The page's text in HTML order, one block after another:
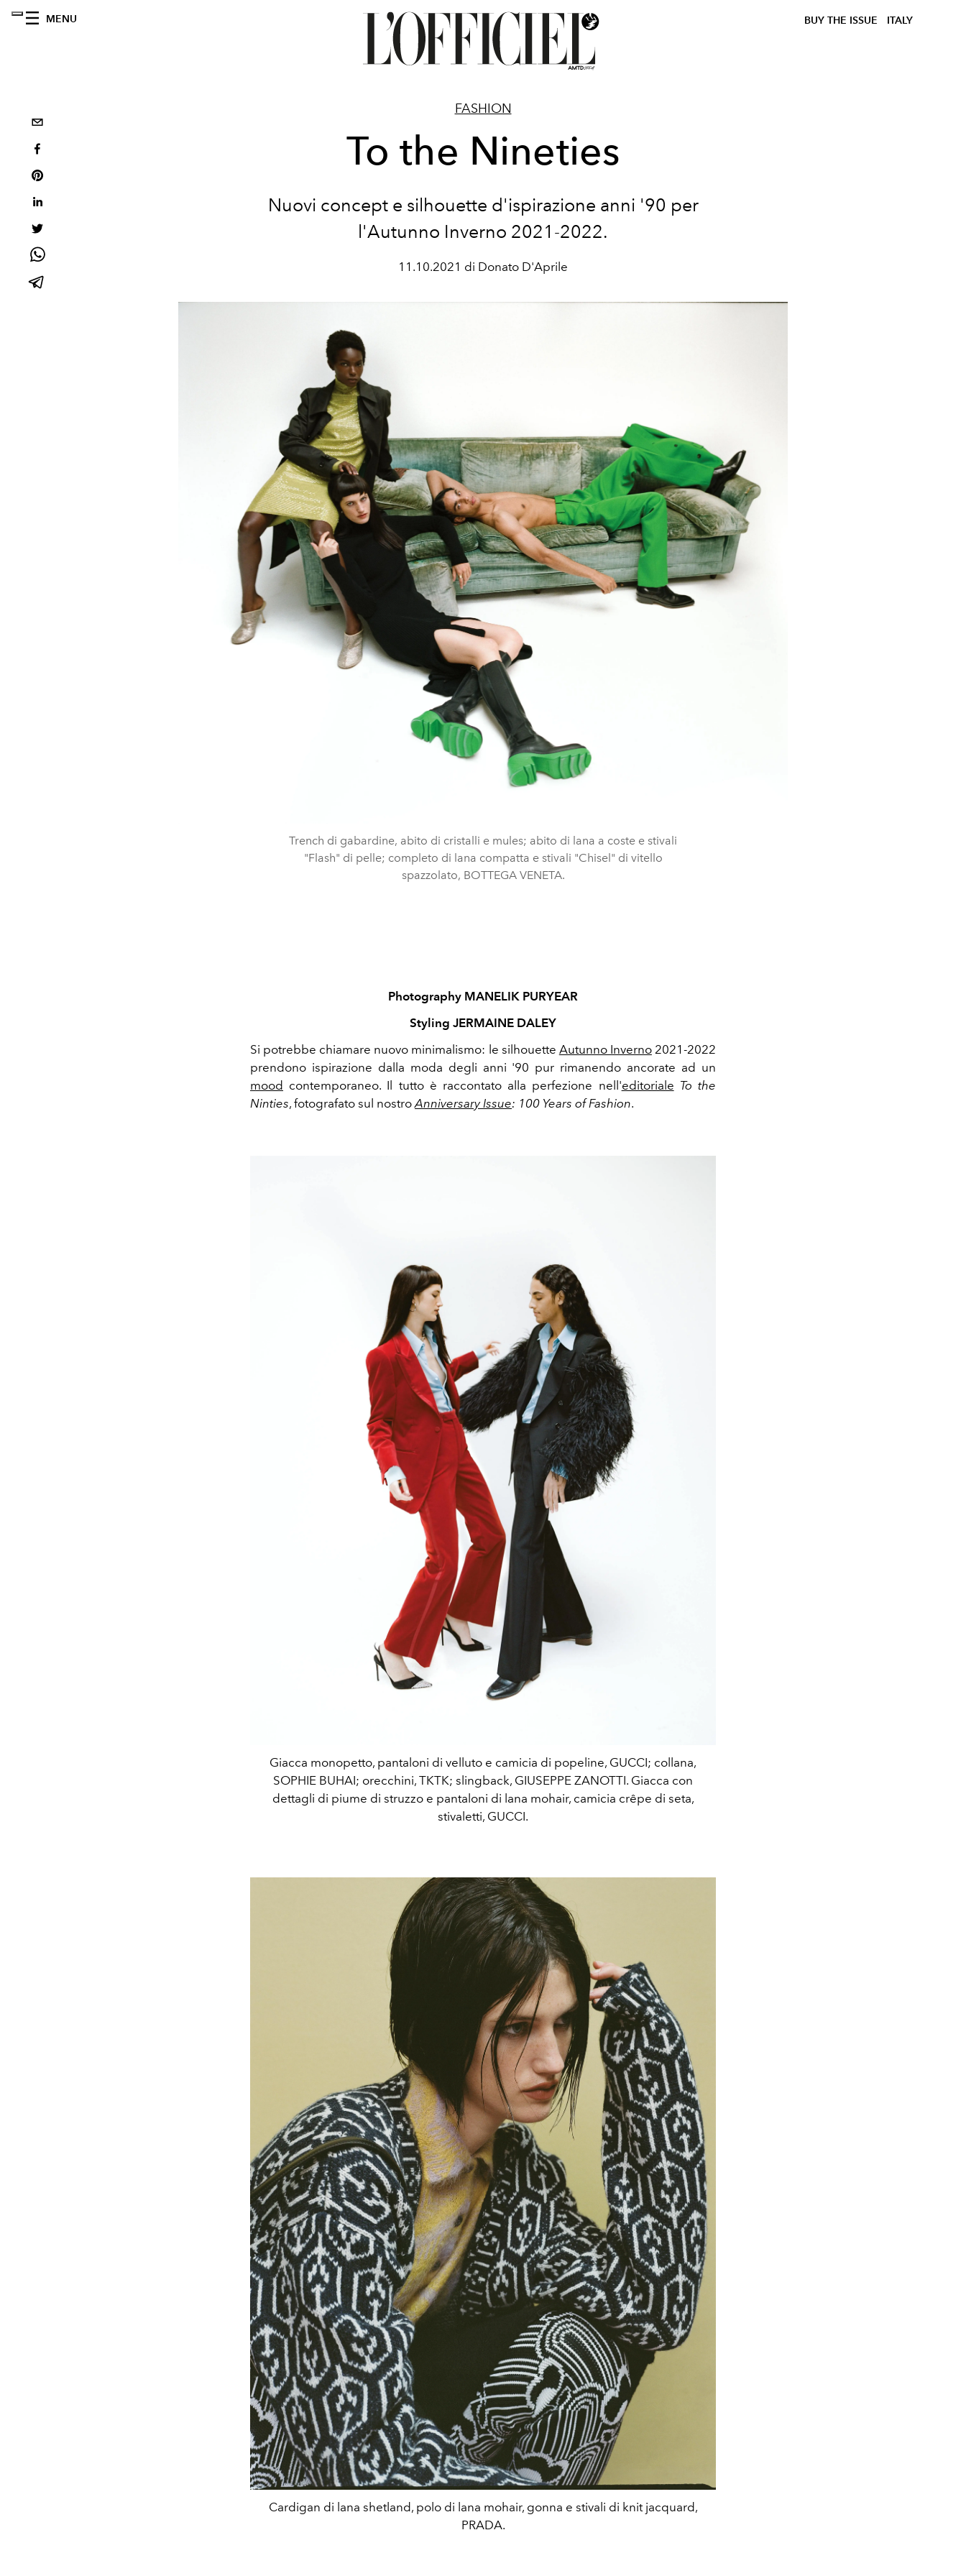
MENU BUY THE ISSUE ITALY
FASHION
To the Nineties
Nuovi concept e silhouette d'ispirazione anni '90 per
l'Autunno Inverno 2021-2022.
11.10.2021 di Donato D'Aprile
Trench di gabardine, abito di cristalli e mules; abito di lana a coste e stivali
"Flash" di pelle; completo di lana compatta e stivali "Chisel" di vitello
spazzolato, BOTTEGA VENETA.
Photography MANELIK PURYEAR
Styling JERMAINE DALEY
Si potrebbe chiamare nuovo minimalismo: le silhouette Autunno Inverno2021-2022
prendono ispirazione dalla moda degli anni '90 pur rimanendo ancorate ad un
mood contemporaneo. Il tutto è raccontato alla perfezione nell'editoriale To the
Ninties, fotografato sul nostro Anniversary Issue: 100 Years of Fashion.
Giacca monopetto, pantaloni di velluto e camicia di popeline, GUCCI; collana,
SOPHIE BUHAI; orecchini, TKTK; slingback, GIUSEPPE ZANOTTI. Giacca con
dettagli di piume di struzzo e pantaloni di lana mohair, camicia crêpe di seta,
stivaletti, GUCCI.
Cardigan di lana shetland, polo di lana mohair, gonna e stivali di knit jacquard,
PRADA.